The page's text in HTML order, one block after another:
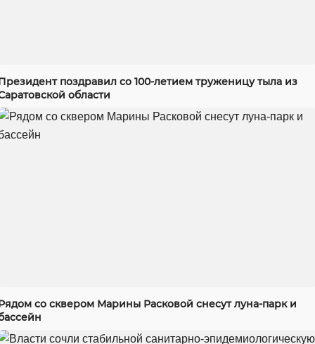
поздравил со 100-летием труженицу тыла из
области
со сквером Марины Расковой снесут луна-парк и